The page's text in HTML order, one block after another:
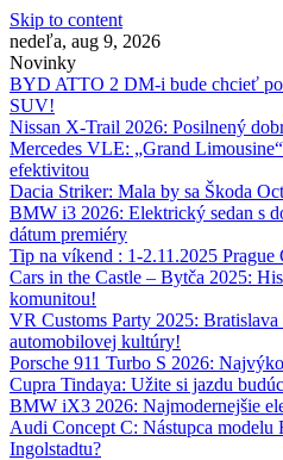
Skip to content
nedeľa, aug 9, 2026
Novinky
BYD ATTO 2 DM-i bude chcieť
SUV!
Nissan X‑Trail 2026: Posilnený
Mercedes VLE: „Grand
efektivitou
Dacia Striker: Mala by sa Škoda
BMW i3 2026: Elektrický sedan s
dátum premiéry
Tip na víkend : 1-2.11.2025 Prague
Cars in the Castle – Bytča 2025:
komunitou!
VR Customs Party 2025: Bratislava
automobilovej kultúry!
Porsche 911 Turbo S 2026:
Cupra Tindaya: Užite si jazdu
BMW iX3 2026: Najmodernejšie
Audi Concept C: Nástupca modelu
Ingolstadtu?